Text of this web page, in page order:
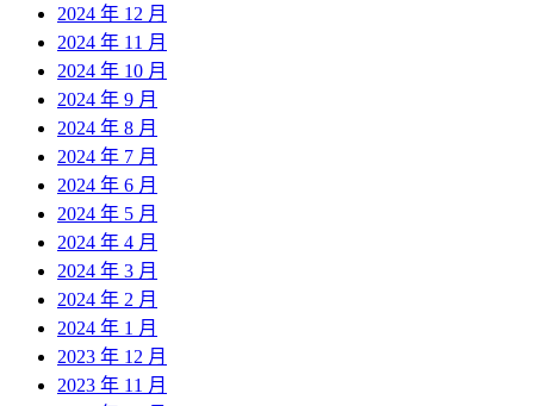
2024 年 12 月
2024 年 11 月
2024 年 10 月
2024 年 9 月
2024 年 8 月
2024 年 7 月
2024 年 6 月
2024 年 5 月
2024 年 4 月
2024 年 3 月
2024 年 2 月
2024 年 1 月
2023 年 12 月
2023 年 11 月